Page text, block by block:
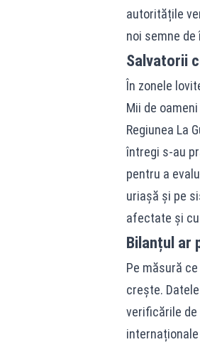
autoritățile
noi semne
Salvatorii
În zonele
Mii de
Regiunea La
întregi s-au
pentru a
uriașă și pe
afectate și
Bilanțul ar
Pe măsură
crește.
verificările